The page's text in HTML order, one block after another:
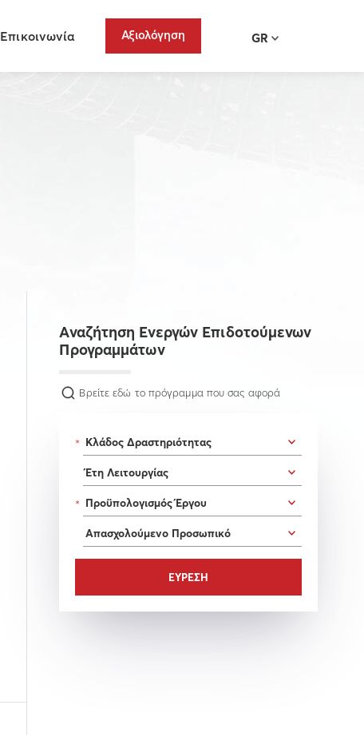
Επικοινωνία Αξιολόγηση GR
Αναζήτηση Ενεργών Επιδοτούμενων
Προγραμμάτων
Βρείτε εδώ το πρόγραμμα που σας αφορά
*
*